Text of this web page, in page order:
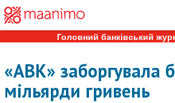
Головний банківський
«АВК» заборгувала
мільярди гривень